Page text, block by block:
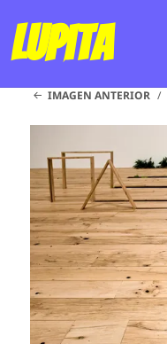
Lupita
IMAGEN ANTERIOR